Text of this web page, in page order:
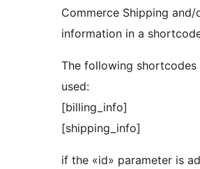
Commerce Shipping and/
information in a
The following shortcodes
used:
[billing_info]
[shipping_info]
if the «id» parameter is